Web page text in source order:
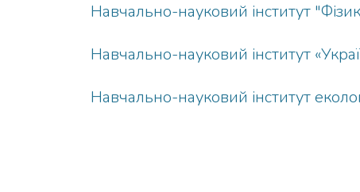
Навчально-науковий інститут
Навчально-науковий інститут
Навчально-науковий інститут